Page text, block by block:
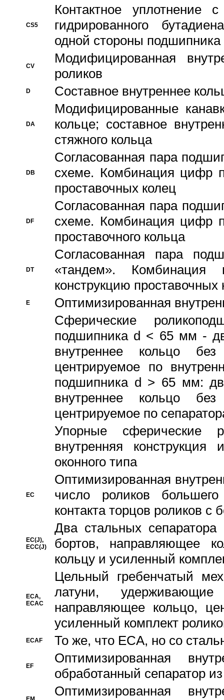
CS5
Контактное уплотнение
гидрированного
одной стороны подшипника
CV
Модифицированная
роликов
D Составное внутреннее
DA
Модифицированные
кольце; составное
стяжного кольца
DB
Согласованная пара
схеме. Комбинация цифр
проставочных колец
DF
Согласованная пара
схеме. Комбинация цифр
проставочного кольца
DT
Согласованная пара
«тандем».
конструкцию проставочных
E
Оптимизированная
Сферические
подшипника d < 65 мм -
внутреннее кольцо
центрируемое по
подшипника d > 65 мм:
внутреннее кольцо
центрируемое по
Упорные сферические
внутренняя
оконного типа
EC
Oптимизированная
число роликов
контакта торцов роликов с
EC(J),
ECC(J)
Два стальных сепаратора
бортов, направляющее
кольцу и усиленный
ECA,
ECAC
Цельный гребенчатый
латуни,
направляющее кольцо,
усиленный комплект
ECAF То же, что ECA, но со
EF
Оптимизированная
обработанный сепаратор
Оптимизированная